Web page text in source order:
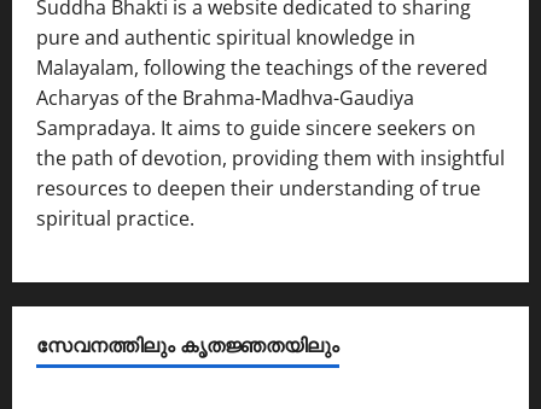
Suddha Bhakti is a website dedicated to sharing
pure and authentic spiritual knowledge in
Malayalam, following the teachings of the revered
Acharyas of the Brahma-Madhva-Gaudiya
Sampradaya. It aims to guide sincere seekers on
the path of devotion, providing them with insightful
resources to deepen their understanding of true
spiritual practice.
സേവനത്തിലും കൃതജ്ഞതയിലും